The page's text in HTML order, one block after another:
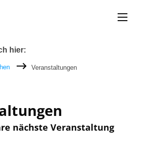
Menü
hier:
Veranstaltungen
nächste Veranstaltung